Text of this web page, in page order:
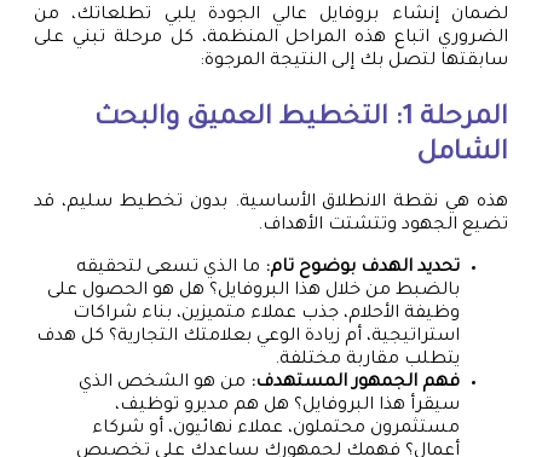
لضمان إنشاء بروفايل عالي الجودة يلبي تطلعاتك، من
الضروري اتباع هذه المراحل المنظمة، كل مرحلة تبني على
سابقتها لتصل بك إلى النتيجة المرجوة:
المرحلة 1: التخطيط العميق والبحث
الشامل
هذه هي نقطة الانطلاق الأساسية. بدون تخطيط سليم، قد
تضيع الجهود وتتشتت الأهداف.
تحديد الهدف بوضوح تام: ما الذي تسعى لتحقيقه
بالضبط من خلال هذا البروفايل؟ هل هو الحصول على
وظيفة الأحلام، جذب عملاء متميزين، بناء شراكات
استراتيجية، أم زيادة الوعي بعلامتك التجارية؟ كل هدف
يتطلب مقاربة مختلفة.
فهم الجمهور المستهدف: من هو الشخص الذي
سيقرأ هذا البروفايل؟ هل هم مديرو توظيف،
مستثمرون محتملون، عملاء نهائيون، أو شركاء
أعمال؟ فهمك لجمهورك يساعدك على تخصيص